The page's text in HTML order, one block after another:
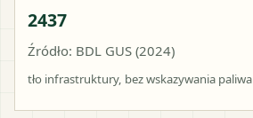
2437
Źródło: BDL GUS (2024)
tło infrastruktury, bez wskazywania paliwa